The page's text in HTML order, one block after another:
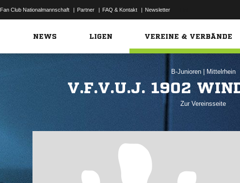
Fan Club Nationalmannschaft | Partner | FAQ & Kontakt | Newsletter
NEWS LIGEN VEREINE & VERBÄNDE
B-Junioren Mittelrhein
V.F.V.U.J. 1902
Zur Vereinsseite